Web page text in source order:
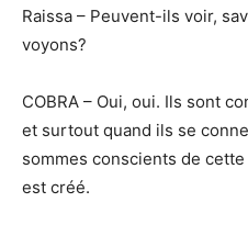
Raissa – Peuvent-ils voir,
voyons?
COBRA – Oui, oui. Ils sont
et surtout quand ils se
sommes conscients de
est créé.